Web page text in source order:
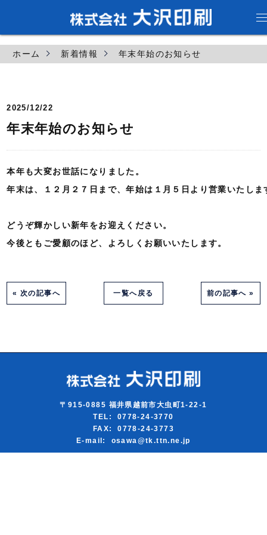
ホーム 新着情報 年末年始のお知らせ
2025/12/22
年末年始のお知らせ
本年も大変お世話になりました。
年末は、１２月２７日まで、年始は１月５日より営業いたしま
どうぞ輝かしい新年をお迎えください。
今後ともご愛顧のほど、よろしくお願いいたします。
« 次の記事へ 一覧へ戻る 前の記事へ »
〒915-0885 福井県越前市大虫町1-22-1
TEL: 0778-24-3770
FAX: 0778-24-3773
E-mail: osawa@tk.ttn.ne.jp